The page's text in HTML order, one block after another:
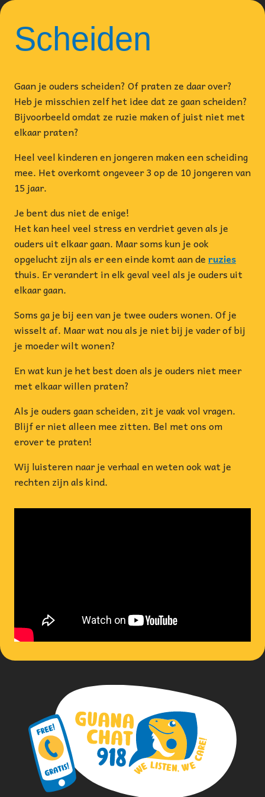
Scheiden
Gaan je ouders scheiden? Of praten ze daar over?
Heb je misschien zelf het idee dat ze gaan scheiden?
Bijvoorbeeld omdat ze ruzie maken of juist niet met
elkaar praten?
Heel veel kinderen en jongeren maken een scheiding
mee. Het overkomt ongeveer 3 op de 10 jongeren van
15 jaar.
Je bent dus niet de enige!
Het kan heel veel stress en verdriet geven als je
ouders uit elkaar gaan. Maar soms kun je ook
opgelucht zijn als er een einde komt aan deruzies
thuis. Er verandert in elk geval veel als je ouders uit
elkaar gaan.
Soms ga je bij een van je twee ouders wonen. Of je
wisselt af. Maar wat nou als je niet bij je vader of bij
je moeder wilt wonen?
En wat kun je het best doen als je ouders niet meer
met elkaar willen praten?
Als je ouders gaan scheiden, zit je vaak vol vragen.
Blijf er niet alleen mee zitten. Bel met ons om
erover te praten!
Wij luisteren naar je verhaal en weten ook wat je
rechten zijn als kind.